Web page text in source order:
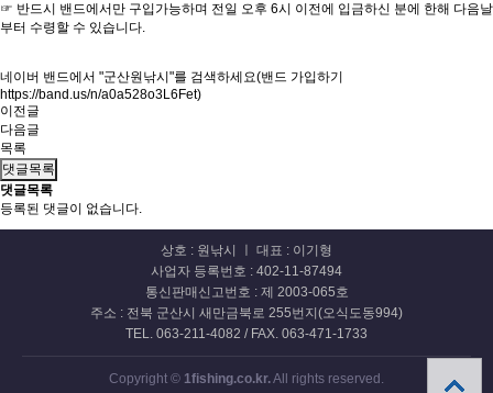
☞ 반드시 밴드에서만 구입가능하며 전일 오후 6시 이전에 입금하신 분에 한해 다음날
부터 수령할 수 있습니다.
네이버 밴드에서 "군산원낚시"를 검색하세요(밴드 가입하기
https://band.us/n/a0a528o3L6Fet)
이전글
다음글
목록
댓글목록
댓글목록
등록된 댓글이 없습니다.
상호 : 원낚시 ㅣ 대표 : 이기형
사업자 등록번호 : 402-11-87494
통신판매신고번호 : 제 2003-065호
주소 : 전북 군산시 새만금북로 255번지(오식도동994)
TEL. 063-211-4082 / FAX. 063-471-1733
Copyright © 1fishing.co.kr.All rights reserved.